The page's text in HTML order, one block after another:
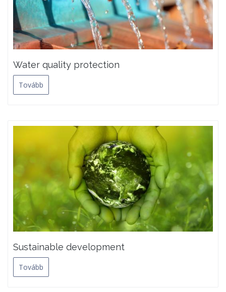
Water quality protection
Tovább
Sustainable development
Tovább